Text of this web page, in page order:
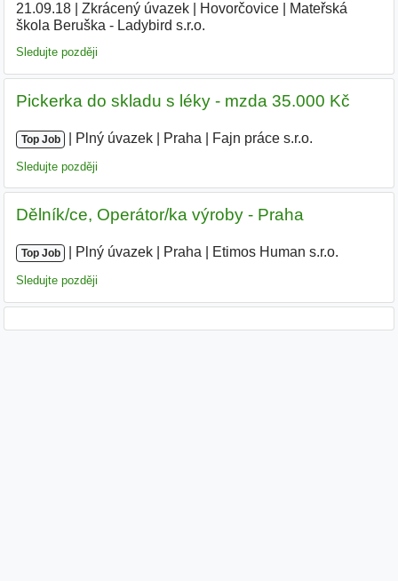
21.09.18| Zkrácený úvazek| Hovorčovice|
Mateřská
škola Beruška - Ladybird s.r.o.
Sledujte později
Pickerka do skladu s léky - mzda 35.000 Kč
Top Job Plný úvazek Praha Fajn práce s.r.o.
Sledujte později
Dělník/ce, Operátor/ka výroby - Praha
Top Job Plný úvazek Praha Etimos Human s.r.o.
Sledujte později